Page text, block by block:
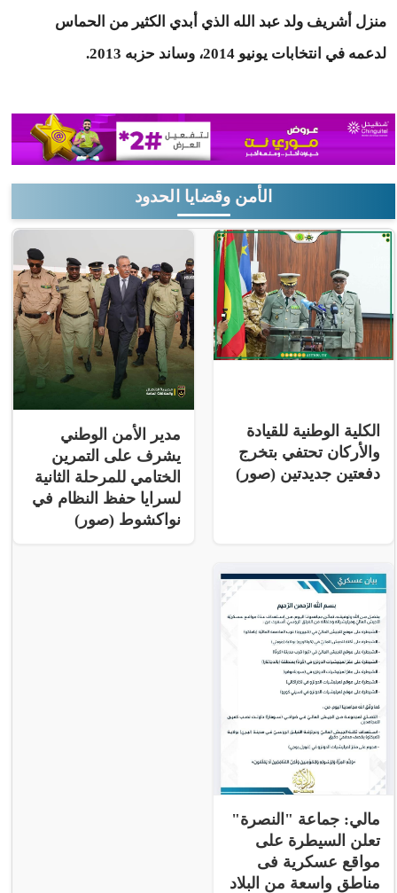
منزل أشريف ولد عبد الله الذي أبدي الكثير من الحماس
لدعمه في انتخابات يونيو 2014، وساند حزبه 2013.
الأمن وقضايا الحدود
الكلية الوطنية للقيادة
والأركان تحتفي بتخرج
دفعتين جديدتين (صور)
مدير الأمن الوطني
يشرف على التمرين
الختامي للمرحلة الثانية
لسرايا حفظ النظام في
نواكشوط (صور)
مالي: جماعة "النصرة"
تعلن السيطرة على
مواقع عسكرية فى
مناطق واسعة من البلاد